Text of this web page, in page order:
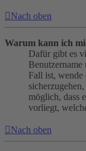
Nach oben
Warum kann ich
Dafür gibt es
Fall ist,
möglich, dass
vorliegt,
Nach oben